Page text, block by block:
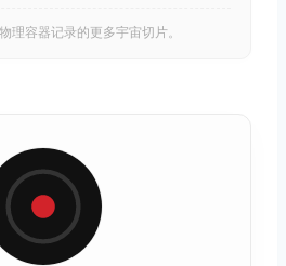
理容器记录的更多宇宙切片。